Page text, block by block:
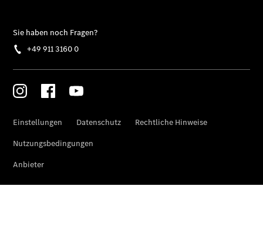
elektrisch
C-Klasse
Limousine
Limousine